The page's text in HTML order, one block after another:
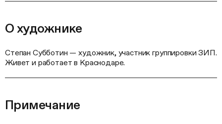
О художнике
Степан Субботин — художник, участник группировки ЗИП.
Живет и работает в Краснодаре.
Примечание